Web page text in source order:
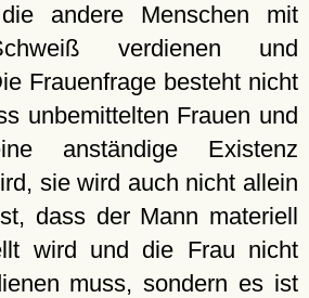
andere Menschen mit
verdienen und
Frauenfrage besteht nicht
unbemittelten Frauen und
anständige Existenz
sie wird auch nicht allein
dass der Mann materiell
wird und die Frau nicht
muss, sondern es ist